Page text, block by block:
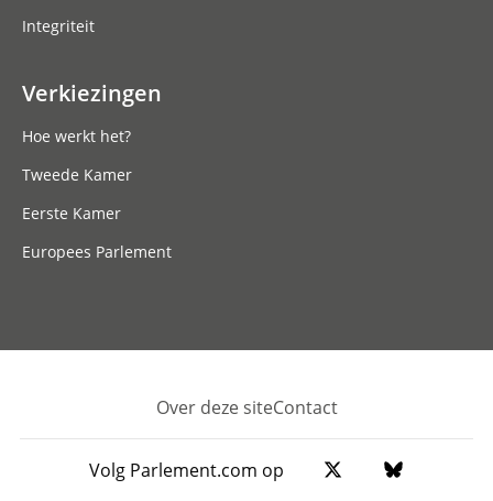
Integriteit
Verkiezingen
Hoe werkt het?
Tweede Kamer
Eerste Kamer
Europees Parlement
Footer
Over deze siteContact
Volg Parlement.com op